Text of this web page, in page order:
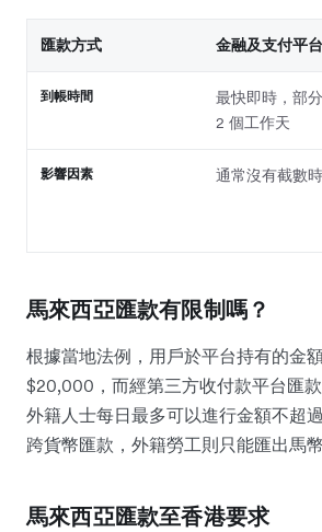
匯款方式 金融及支付平台
到帳時間
最快即時，部
2 個工作天
影響因素 通常沒有截數
馬來西亞匯款有限制嗎？
根據當地法例，用戶於平台持有的金
$20,000，而經第三方收付款平台匯
外籍人士每日最多可以進行金額不超
跨貨幣匯款，外籍勞工則只能匯出馬
馬來西亞匯款至香港要求